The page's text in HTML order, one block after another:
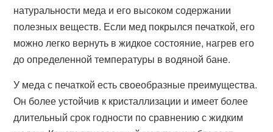
натуральности меда и его высоком содержании
полезных веществ. Если мед покрылся печаткой, его
можно легко вернуть в жидкое состояние, нагрев его
до определенной температуры в водяной бане.
У меда с печаткой есть своеобразные преимущества.
Он более устойчив к кристаллизации и имеет более
длительный срок годности по сравнению с жидким